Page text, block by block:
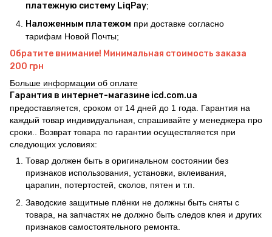
платежную систему LiqPay;
Наложенным платежом при доставке согласно
тарифам Новой Почты;
Обратите внимание! Минимальная стоимость заказа
200 грн
Больше информации об оплате
Гарантия в интернет-магазине icd.com.ua
предоставляется, сроком от 14 дней до 1 года. Гарантия на
каждый товар индивидуальная, спрашивайте у менеджера про
сроки.. Возврат товара по гарантии осуществляется при
следующих условиях:
Товар должен быть в оригинальном состоянии без
признаков использования, установки, вклеивания,
царапин, потертостей, сколов, пятен и т.п.
Заводские защитные плёнки не должны быть сняты с
товара, на запчастях не должно быть следов клея и других
признаков самостоятельного ремонта.